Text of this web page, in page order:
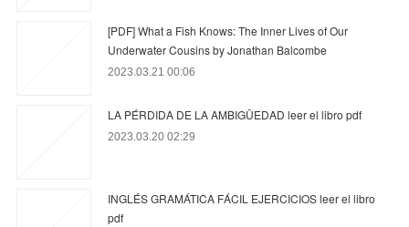
[PDF] What a Fish Knows: The Inner Lives of Our
Underwater Cousins by Jonathan Balcombe
2023.03.21 00:06
LA PÉRDIDA DE LA AMBIGÜEDAD leer el libro pdf
2023.03.20 02:29
INGLÉS GRAMÁTICA FÁCIL EJERCICIOS leer el libro
pdf